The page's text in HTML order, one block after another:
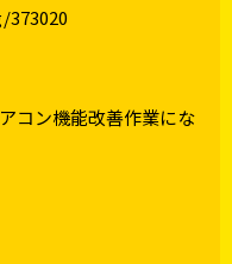
コン機能改善作業にな